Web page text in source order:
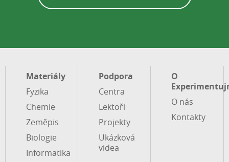
Materiály
Fyzika
Chemie
Zeměpis
Biologie
Informatika
Podpora
Centra
Lektoři
Projekty
Ukázková
videa
O
O nás
Kontakty